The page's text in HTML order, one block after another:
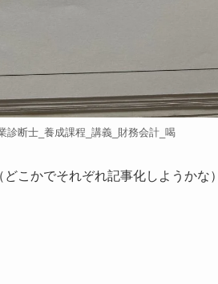
診断士_養成課程_講義_財務会計_喝
こかでそれぞれ記事化しようかな）